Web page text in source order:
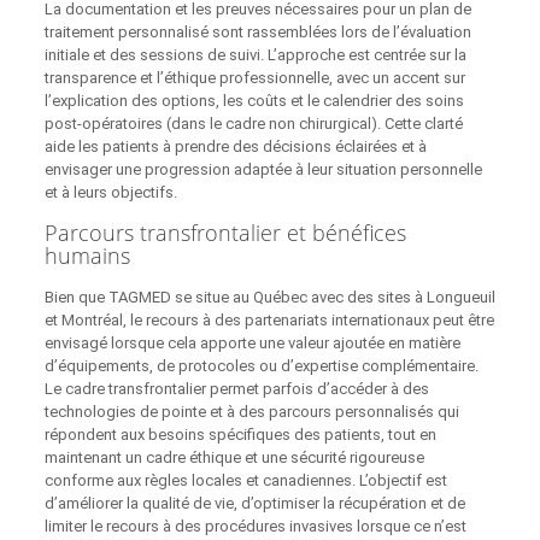
La documentation et les preuves nécessaires pour un plan de
traitement personnalisé sont rassemblées lors de l’évaluation
initiale et des sessions de suivi. L’approche est centrée sur la
transparence et l’éthique professionnelle, avec un accent sur
l’explication des options, les coûts et le calendrier des soins
post‑opératoires (dans le cadre non chirurgical). Cette clarté
aide les patients à prendre des décisions éclairées et à
envisager une progression adaptée à leur situation personnelle
et à leurs objectifs.
Parcours transfrontalier et bénéfices
humains
Bien que TAGMED se situe au Québec avec des sites à Longueuil
et Montréal, le recours à des partenariats internationaux peut être
envisagé lorsque cela apporte une valeur ajoutée en matière
d’équipements, de protocoles ou d’expertise complémentaire.
Le cadre transfrontalier permet parfois d’accéder à des
technologies de pointe et à des parcours personnalisés qui
répondent aux besoins spécifiques des patients, tout en
maintenant un cadre éthique et une sécurité rigoureuse
conforme aux règles locales et canadiennes. L’objectif est
d’améliorer la qualité de vie, d’optimiser la récupération et de
limiter le recours à des procédures invasives lorsque ce n’est